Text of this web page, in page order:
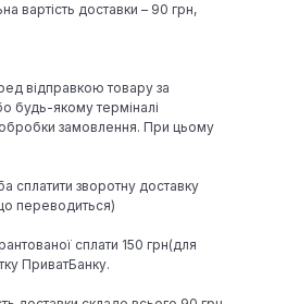
вартість доставки – 90 грн,
відправкою товару за
будь-якому терміналі
замовлення. При цьому
сплатити зворотну доставку
переводиться)
сплати 150 грн(для
ПриватБанку.